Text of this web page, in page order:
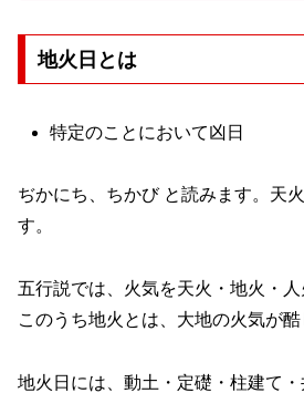
地火日とは
特定のことにおいて凶日
ぢかにち、ちかび と読みます。天
す。
五行説では、火気を天火・地火・人
このうち地火とは、大地の火気が酷
地火日には、動土・定礎・柱建て